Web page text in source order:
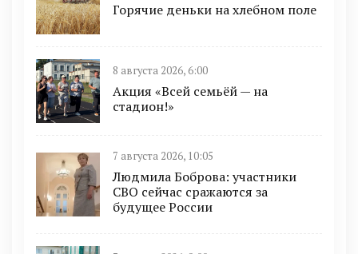
Горячие деньки на хлебном поле
8 августа 2026, 6:00
Акция «Всей семьёй — на
стадион!»
7 августа 2026, 10:05
Людмила Боброва: участники
СВО сейчас сражаются за
будущее России